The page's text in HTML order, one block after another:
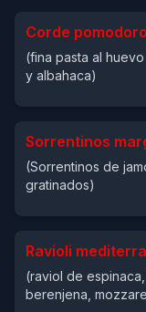
Corde
(fina pasta al
y albahaca)
Sorrentinos
(Sorrentinos de
gratinados)
Ravioli
(raviol de
berenjena,